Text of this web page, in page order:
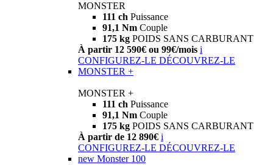
MONSTER
111 ch Puissance
91,1 Nm Couple
175 kg POIDS SANS CARBURANT
À partir 12 590€ ou 99€/mois i
CONFIGUREZ-LE DÉCOUVREZ-LE
MONSTER +
MONSTER +
111 ch Puissance
91,1 Nm Couple
175 kg POIDS SANS CARBURANT
À partir de 12 890€ i
CONFIGUREZ-LE DÉCOUVREZ-LE
new Monster 100